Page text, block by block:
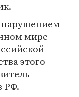
нарушением
мире
этого
РФ.